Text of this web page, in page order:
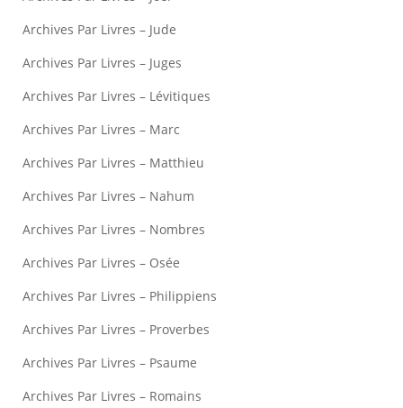
Archives Par Livres – Jude
Archives Par Livres – Juges
Archives Par Livres – Lévitiques
Archives Par Livres – Marc
Archives Par Livres – Matthieu
Archives Par Livres – Nahum
Archives Par Livres – Nombres
Archives Par Livres – Osée
Archives Par Livres – Philippiens
Archives Par Livres – Proverbes
Archives Par Livres – Psaume
Archives Par Livres – Romains